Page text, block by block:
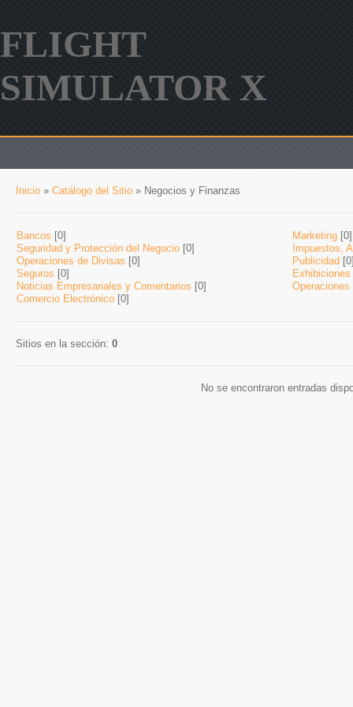
FLIGHT
SIMULATOR X
Inicio » Catálogo del Sitio » Negocios y Finanzas
Bancos [0] Marketing [0]
Seguridad y Protección del Negocio [0]
Impuestos,
Operaciones de Divisas [0] Publicidad
Seguros [0]
Exhibiciones
Noticias Empresariales y Comentarios [0]
Comercio Electrónico [0]
Sitios en la sección: 0
No se encontraron entradas